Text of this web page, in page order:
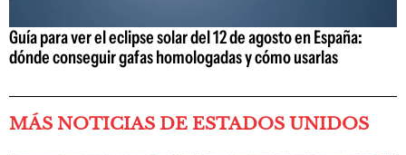
Guía para ver el eclipse solar del 12 de agosto en España:
dónde conseguir gafas homologadas y cómo usarlas
MÁS NOTICIAS DE ESTADOS UNIDOS